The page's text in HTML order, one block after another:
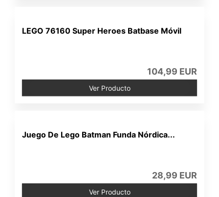
LEGO 76160 Super Heroes Batbase Móvil
104,99 EUR
Ver Producto
Juego De Lego Batman Funda Nórdica...
28,99 EUR
Ver Producto